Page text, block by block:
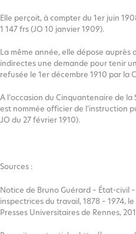
Elle perçoit, à compter du 1er juin
1 147 frs (JO 10 janvier 1909).
La même année, elle dépose
indirectes une demande pour tenir
refusée le 1er décembre 1910 par la
A l’occasion du Cinquantenaire de
est nommée officier de l’instruction
JO du 27 février 1910).
Sources :
Notice de Bruno Guérard – État-civil
inspectrices du travail, 1878 – 1974,
Presses Universitaires de Rennes,